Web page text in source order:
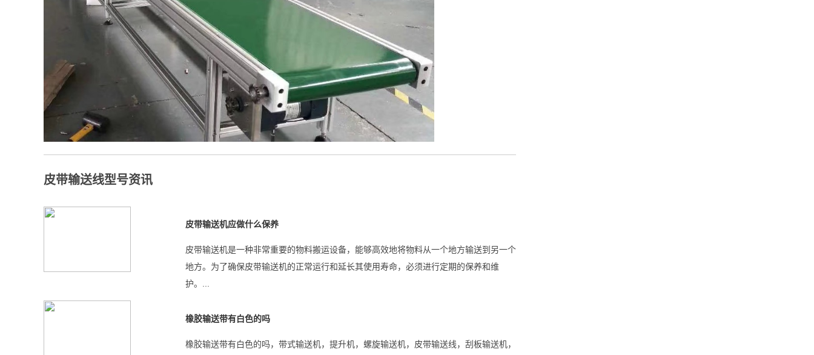
皮带输送线型号资讯
皮带输送机应做什么保养
皮带输送机是一种非常重要的物料搬运设备，能够高效地将物料从一个地方输送到另一个
地方。为了确保皮带输送机的正常运行和延长其使用寿命，必须进行定期的保养和维
护。...
橡胶输送带有白色的吗
橡胶输送带有白色的吗，带式输送机，提升机，螺旋输送机，皮带输送线，刮板输送机，